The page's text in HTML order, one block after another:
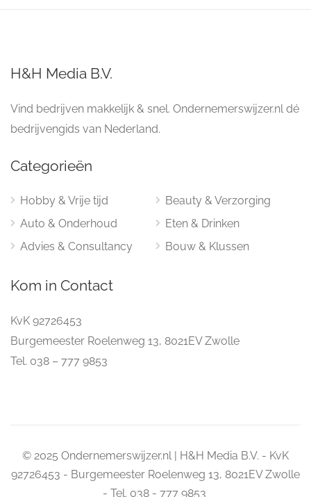
H&H Media B.V.
Vind bedrijven makkelijk & snel. Ondernemerswijzer.nl dé
bedrijvengids van Nederland.
Categorieën
Hobby & Vrije tijd
Auto & Onderhoud
Advies & Consultancy
Beauty & Verzorging
Eten & Drinken
Bouw & Klussen
Kom in Contact
KvK 92726453
Burgemeester Roelenweg 13, 8021EV Zwolle
Tel. 038 – 777 9853
© 2025 Ondernemerswijzer.nl | H&H Media B.V. - KvK
92726453 - Burgemeester Roelenweg 13, 8021EV Zwolle
- Tel. 038 - 777 9853